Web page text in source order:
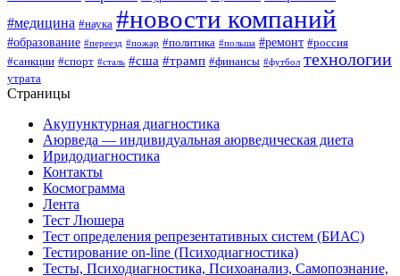
#медицина #наука #новости компаний
#образование #переезд #пожар #политика #польша #ремонт #россия
#санкции #спорт #сталь #сша #трамп #финансы #футбол технологии
утрата
Страницы
Акупунктурная диагностика
Аюрведа — индивидуальная аюрведическая диета
Иридодиагностика
Контакты
Космограмма
Лента
Тест Люшера
Тест определения репрезентативных систем (БИАС)
Тестирование on-line (Психодиагностика)
Тесты, Психодиагностика, Психоанализ, Самопознание,